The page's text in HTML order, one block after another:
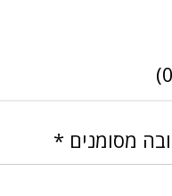
מסומנים *